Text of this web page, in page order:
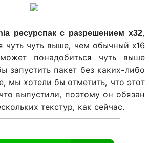
ресурспак с разрешением х32,
чуть чуть выше, чем обычный x16
понадобиться чуть выше
запустить пакет без каких-либо
мы хотели бы отметить, что этот
выпустили, поэтому он обязан
текстур, как сейчас.